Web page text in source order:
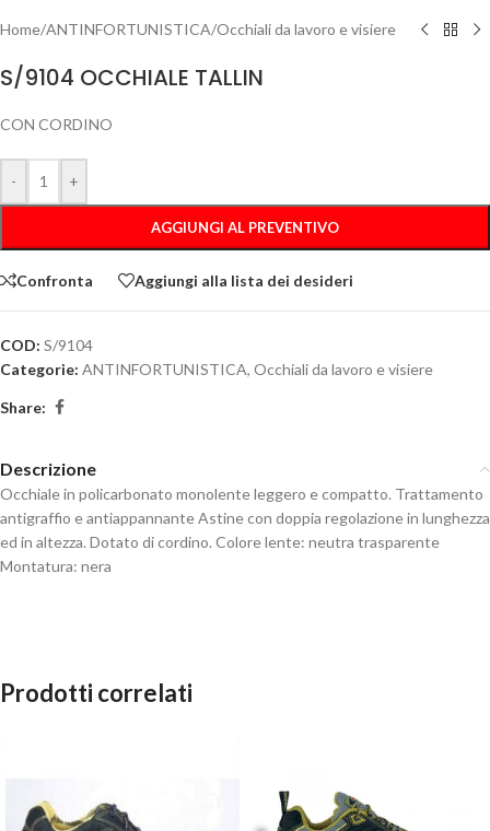
Home/ANTINFORTUNISTICA/Occhiali da lavoro e visiere
S/9104 OCCHIALE TALLIN
CON CORDINO
- +
AGGIUNGI AL PREVENTIVO
Confronta Aggiungi alla lista dei desideri
COD: S/9104
Categorie: ANTINFORTUNISTICA, Occhiali da lavoro e visiere
Share:
Descrizione
Occhiale in policarbonato monolente leggero e compatto. Trattamento
antigraffio e antiappannante Astine con doppia regolazione in lunghezza
ed in altezza. Dotato di cordino. Colore lente: neutra trasparente
Montatura: nera
Prodotti correlati